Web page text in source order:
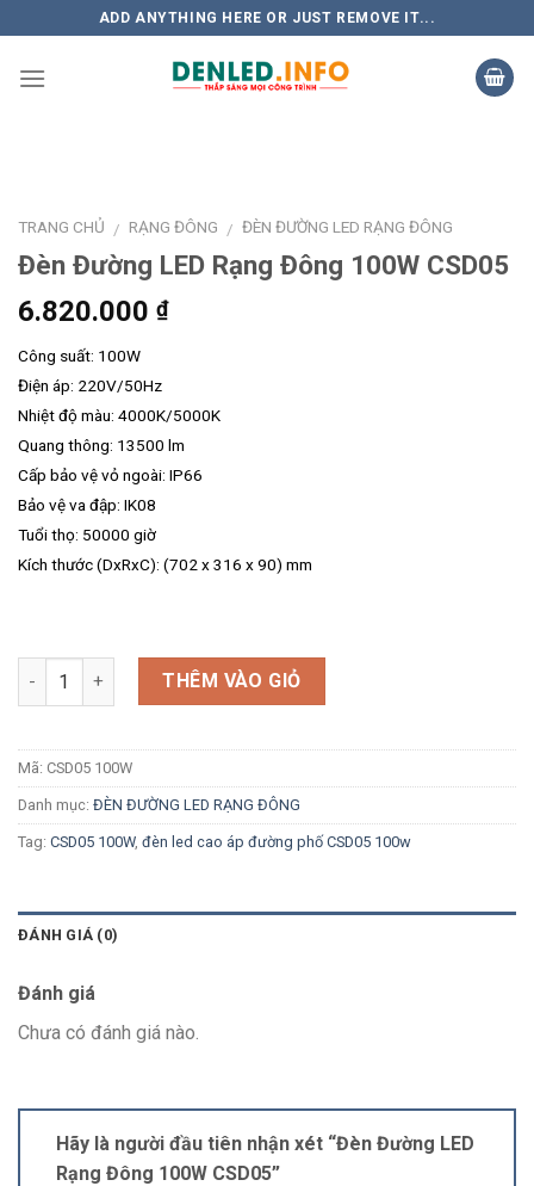
to
content
ADD ANYTHING HERE OR JUST REMOVE IT...
TRANG CHỦ / RẠNG ĐÔNG / ĐÈN ĐƯỜNG LED RẠNG ĐÔNG
Đèn Đường LED Rạng Đông 100W CSD05
6.820.000 ₫
Công suất: 100W
Điện áp: 220V/50Hz
Nhiệt độ màu: 4000K/5000K
Quang thông: 13500 lm
Cấp bảo vệ vỏ ngoài: IP66
Bảo vệ va đập: IK08
Tuổi thọ: 50000 giờ
Kích thước (DxRxC): (702 x 316 x 90) mm
Số lượng THÊM VÀO GIỎ
Mã: CSD05 100W
Danh mục: ĐÈN ĐƯỜNG LED RẠNG ĐÔNG
Tag: CSD05 100W, đèn led cao áp đường phố CSD05 100w
ĐÁNH GIÁ (0)
Đánh giá
Chưa có đánh giá nào.
Hãy là người đầu tiên nhận xét “Đèn Đường LED
Rạng Đông 100W CSD05”